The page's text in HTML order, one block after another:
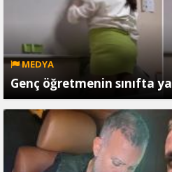
MEDYA
Genç öğretmenin sınıfta